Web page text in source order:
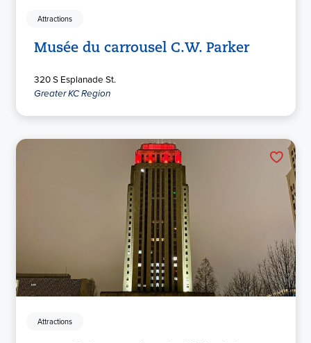
Attractions
Musée du carrousel C.W. Parker
320 S Esplanade St.
Greater KC Region
Attractions